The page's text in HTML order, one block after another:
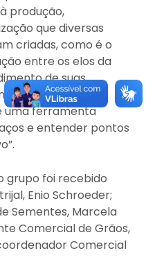
produção,
que diversas
criadas, como é o
entre os elos da
de suas
Além disso,
uma ferramenta
e entender pontos
grupo foi recebido
Enio Schroeder;
Sementes, Marcela
Comercial de Grãos,
Comercial